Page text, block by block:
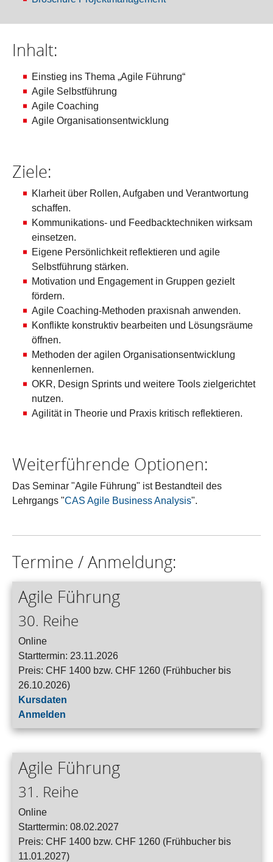
Inhalt:
Einstieg ins Thema „Agile Führung“
Agile Selbstführung
Agile Coaching
Agile Organisationsentwicklung
Ziele:
Klarheit über Rollen, Aufgaben und Verantwortung
schaffen.
Kommunikations- und Feedbacktechniken wirksam
einsetzen.
Eigene Persönlichkeit reflektieren und agile
Selbstführung stärken.
Motivation und Engagement in Gruppen gezielt
fördern.
Agile Coaching-Methoden praxisnah anwenden.
Konflikte konstruktiv bearbeiten und Lösungsräume
öffnen.
Methoden der agilen Organisationsentwicklung
kennenlernen.
OKR, Design Sprints und weitere Tools zielgerichtet
nutzen.
Agilität in Theorie und Praxis kritisch reflektieren.
Weiterführende Optionen:
Das Seminar "Agile Führung" ist Bestandteil des
Lehrgangs "CAS Agile Business Analysis".
Termine / Anmeldung:
Agile Führung
30. Reihe
Online
Starttermin: 23.11.2026
Preis: CHF 1400 bzw. CHF 1260 (Frühbucher bis
26.10.2026)
Kursdaten
Anmelden
Agile Führung
31. Reihe
Online
Starttermin: 08.02.2027
Preis: CHF 1400 bzw. CHF 1260 (Frühbucher bis
11.01.2027)